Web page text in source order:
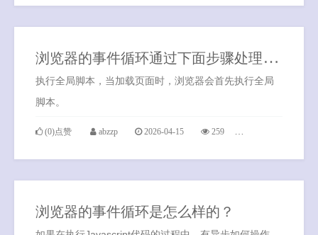
浏
览器的事件循环通过下面步骤处理异步操作
执行全局脚本，当加载页面时，浏览器会首先执行全局
脚本。
(0)点赞 abzzp 2026-04-15 259
浏览器的事件循环是怎么样的？